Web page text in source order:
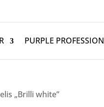
PURPLE
„Brilli white”